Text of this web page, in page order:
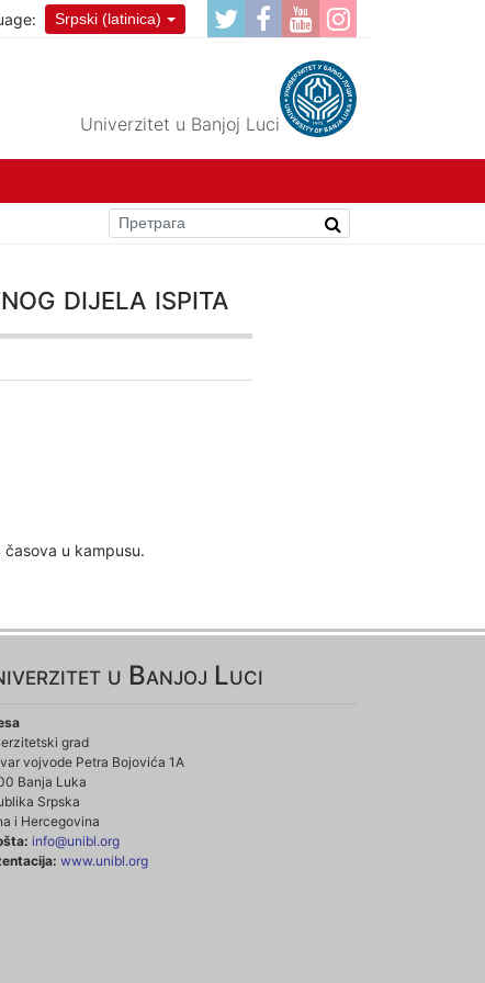
Srpski (latinica)
Univerzitet u Banjoj Luci
dijela ispita
u kampusu.
u Banjoj Luci
grad
vojvode Petra Bojovića 1A
Banja Luka
Srpska
i Hercegovina
info@unibl.org
www.unibl.org